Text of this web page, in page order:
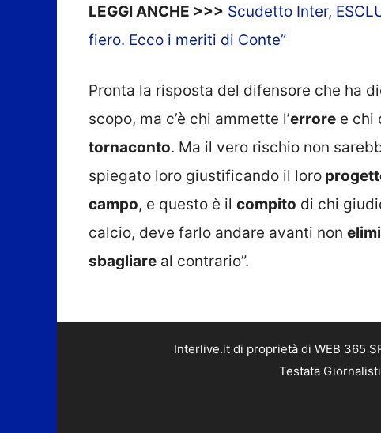
LEGGI ANCHE >>> Scudetto Inter,
fiero. Ecco i meriti di Conte”
Pronta la risposta del difensore che ha
scopo, ma c’è chi ammette l’errore e chi
tornaconto. Ma il vero rischio non
spiegato loro giustificando il loro
campo, e questo è il compito di chi
calcio, deve farlo andare avanti non
sbagliare al contrario”.
Interlive.it di proprietà di WEB 365
Testata